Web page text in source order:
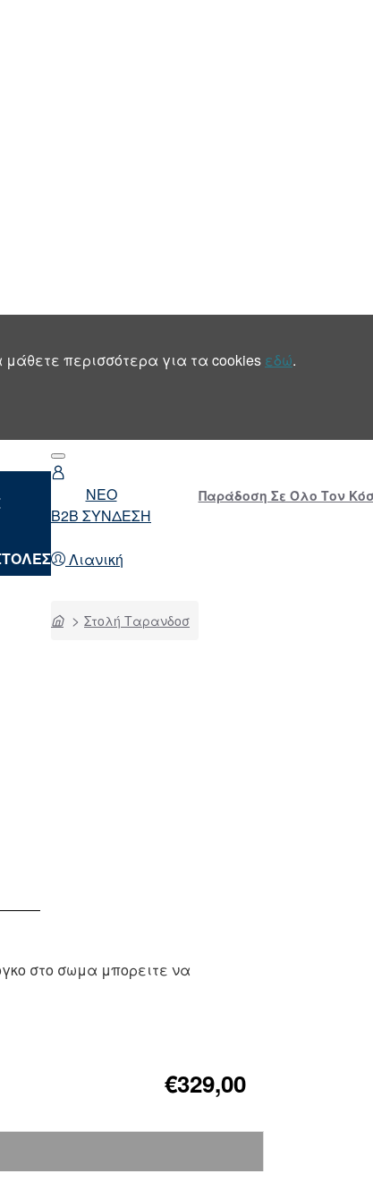
περισσότερα για τα cookies εδώ.
Παράδοση Σε Όλο Τον
NEO
B2B ΣΥΝΔΕΣΗ
Λιανική
homeΣτολή Ταρανδοσ
στο σωμα μπορειτε να
€329,00